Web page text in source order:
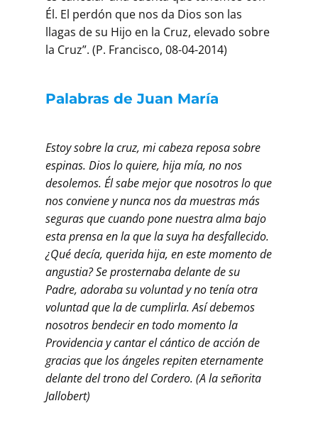
Él. El perdón que nos da Dios son las
llagas de su Hijo en la Cruz, elevado sobre
la Cruz”. (P. Francisco, 08-04-2014)
Palabras de Juan María
Estoy sobre la cruz, mi cabeza reposa sobre
espinas. Dios lo quiere, hija mía, no nos
desolemos. Él sabe mejor que nosotros lo que
nos conviene y nunca nos da muestras más
seguras que cuando pone nuestra alma bajo
esta prensa en la que la suya ha desfallecido.
¿Qué decía, querida hija, en este momento de
angustia? Se prosternaba delante de su
Padre, adoraba su voluntad y no tenía otra
voluntad que la de cumplirla. Así debemos
nosotros bendecir en todo momento la
Providencia y cantar el cántico de acción de
gracias que los ángeles repiten eternamente
delante del trono del Cordero. (A la señorita
Jallobert)